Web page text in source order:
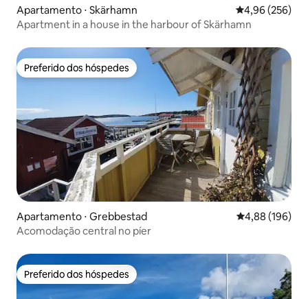
Apartamento ⋅ Skärhamn 4,96 de uma
4,96 (256)
Apartment in a house in the harbour of Skärhamn
Preferido dos hóspedes
Preferido dos hóspedes
Apartamento ⋅ Grebbestad 4,88 de uma
4,88 (196)
Acomodação central no píer
Preferido dos hóspedes
Preferido dos hóspedes